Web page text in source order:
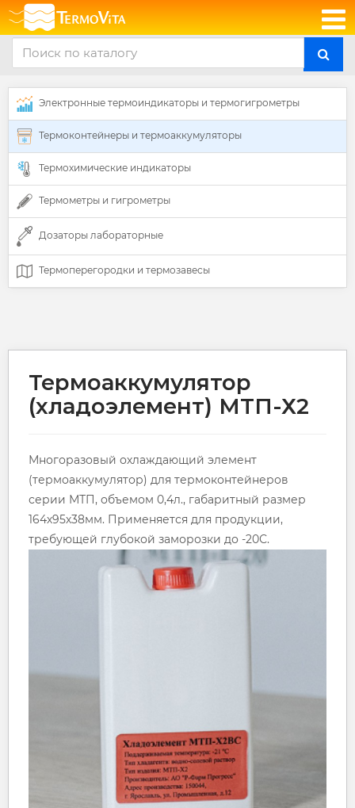
Электронные термоиндикаторы и термогигрометры
Термоконтейнеры и термоаккумуляторы
Термохимические индикаторы
Термометры и гигрометры
Дозаторы лабораторные
Термоперегородки и термозавесы
Термоаккумулятор
(хладоэлемент) МТП-Х2
Многоразовый охлаждающий элемент
(термоаккумулятор) для термоконтейнеров
серии МТП, объемом 0,4л., габаритный размер
164х95х38мм. Применяется для продукции,
требующей глубокой заморозки до -20С.